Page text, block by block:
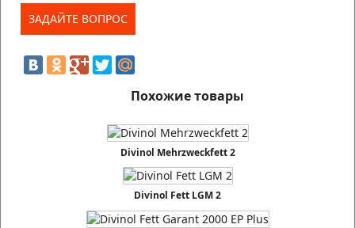
Похожие товары
Divinol Mehrzweckfett 2
Divinol Fett LGM 2